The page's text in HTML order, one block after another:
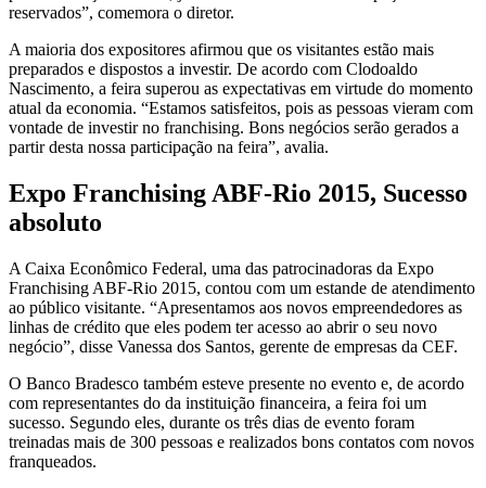
reservados”, comemora o diretor.
A maioria dos expositores afirmou que os visitantes estão mais
preparados e dispostos a investir. De acordo com Clodoaldo
Nascimento, a feira superou as expectativas em virtude do momento
atual da economia. “Estamos satisfeitos, pois as pessoas vieram com
vontade de investir no franchising. Bons negócios serão gerados a
partir desta nossa participação na feira”, avalia.
Expo Franchising ABF-Rio 2015, Sucesso
absoluto
A Caixa Econômico Federal, uma das patrocinadoras da Expo
Franchising ABF-Rio 2015, contou com um estande de atendimento
ao público visitante. “Apresentamos aos novos empreendedores as
linhas de crédito que eles podem ter acesso ao abrir o seu novo
negócio”, disse Vanessa dos Santos, gerente de empresas da CEF.
O Banco Bradesco também esteve presente no evento e, de acordo
com representantes do da instituição financeira, a feira foi um
sucesso. Segundo eles, durante os três dias de evento foram
treinadas mais de 300 pessoas e realizados bons contatos com novos
franqueados.